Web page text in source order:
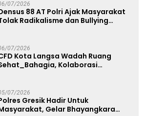
07/2026
88 AT Polri Ajak Masyarakat
Radikalisme dan Bullying
07/2026
Kota Langsa Wadah Ruang
Kolaborasi
07/2026
Gresik Hadir Untuk
Gelar Bhayangkara